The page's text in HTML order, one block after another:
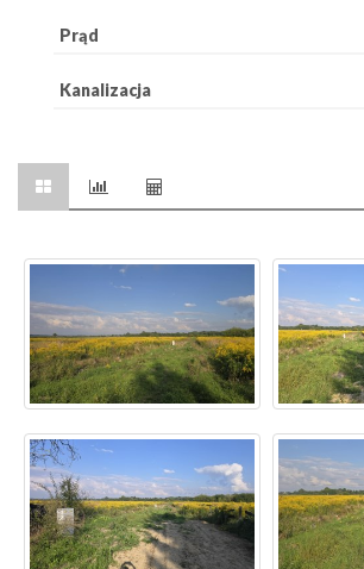
Prąd
Kanalizacja